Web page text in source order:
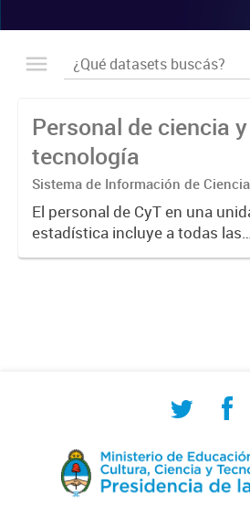
Personal de ciencia y
tecnología
Sistema de Información de
Tecnología Argentino (SICYTAR)
El personal de CyT en una
estadística incluye a todas las
personas involucradas